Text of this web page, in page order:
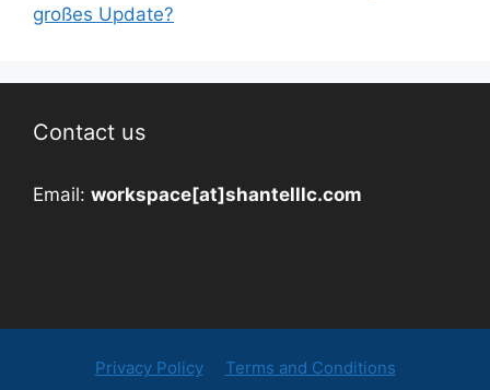
großes Update?
Contact us
Email: workspace[at]shantelllc.com
Privacy Policy Terms and Conditions